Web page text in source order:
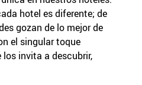
hotel es diferente; de
gozan de lo mejor de
el singular toque
invita a descubrir,